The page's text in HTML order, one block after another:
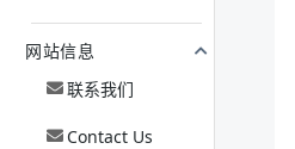
网站信息
联系我们
Contact Us